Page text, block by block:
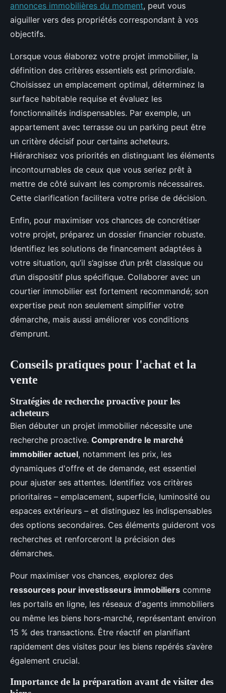
annonces immobilières du moment, peut vous
aiguiller vers des propriétés correspondant à vos
objectifs.
Lorsque vous élaborez votre projet immobilier, la
définition des critères essentiels est primordiale.
Choisissez un emplacement optimal, déterminez la
surface habitable requise et évaluez les
fonctionnalités indispensables. Par exemple, un
appartement avec terrasse ou un parking peut être
un critère décisif pour certains acheteurs.
Hiérarchisez vos priorités en distinguant les éléments
incontournables de ceux que vous seriez prêt à
mettre de côté suivant les compromis nécessaires.
Cette clarification facilitera votre prise de décision.
Enfin, pour maximiser vos chances de concrétiser
votre projet, préparez un dossier financier robuste.
Identifiez les solutions de financement adaptées à
votre situation, qu’il s’agisse d’un prêt classique ou
d’un dispositif plus spécifique. Collaborer avec un
courtier immobilier est fortement recommandé; son
expertise peut non seulement simplifier votre
démarche, mais aussi améliorer vos conditions
d’emprunt.
Conseils pratiques pour l'achat et la
vente
Stratégies de recherche proactive pour les
acheteurs
Bien débuter un projet immobilier nécessite une
recherche proactive. Comprendre le marché
immobilier actuel, notamment les prix, les
dynamiques d'offre et de demande, est essentiel
pour ajuster ses attentes. Identifiez vos critères
prioritaires – emplacement, superficie, luminosité ou
espaces extérieurs – et distinguez les indispensables
des options secondaires. Ces éléments guideront vos
recherches et renforceront la précision des
démarches.
Pour maximiser vos chances, explorez des
ressources pour investisseurs immobiliers comme
les portails en ligne, les réseaux d'agents immobiliers
ou même les biens hors-marché, représentant environ
15 % des transactions. Être réactif en planifiant
rapidement des visites pour les biens repérés s’avère
également crucial.
Importance de la préparation avant de visiter des